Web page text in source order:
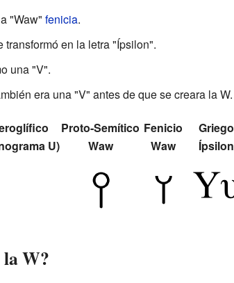
"Waw" fenicia.
transformó en la letra "Ípsilon".
una "V".
era una "V" antes de que se creara la W.
U)
Proto-Semítico
Waw
Fenicio
Waw
Griego
Ípsilon
W?